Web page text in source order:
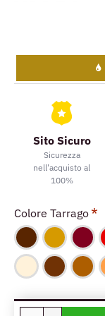
Sito Sicuro
Sicurezza
nell'acquisto al
100%
Colore Tarrago